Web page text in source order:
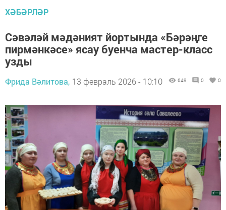
ХӘБӘРЛӘР
Сәвәләй мәдәният йортында «Бәрәңге
пирмәнкәсе» ясау буенча мастер-класс
узды
Фрида Вәлитова, 13 февраль 2026 - 10:10 649 0 0